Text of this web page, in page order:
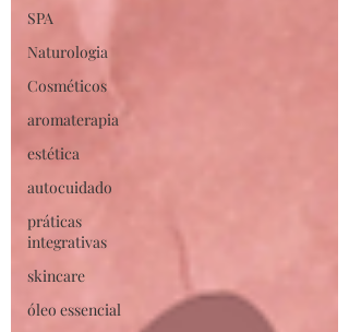
SPA
Naturologia
Cosméticos
aromaterapia
estética
autocuidado
práticas
integrativas
skincare
óleo essencial